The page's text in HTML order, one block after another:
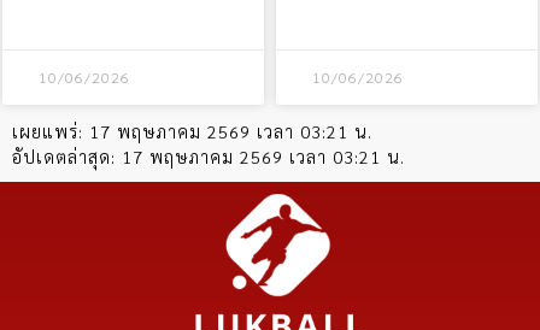
10/06/2026 10/06/2026
เผยแพร่: 17 พฤษภาคม 2569 เวลา 03:21 น.
อัปเดตล่าสุด: 17 พฤษภาคม 2569 เวลา 03:21 น.